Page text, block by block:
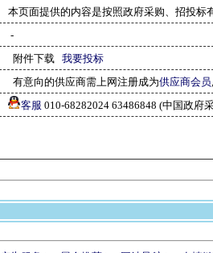
本页面提供的内容是按照政府采购、招投标
-
附件下载 我要投标
有意向的供应商需上网注册成为供应商会员
客服 010-68282024 63486848 (中国政府